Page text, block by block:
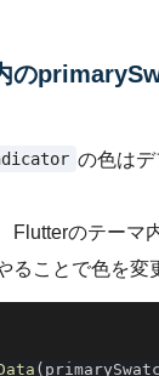
の
の色は
Flutterのテーマ
ることで色を変
(